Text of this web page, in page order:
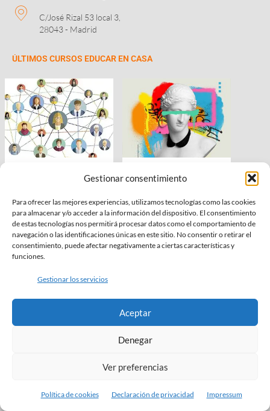
Gestionar consentimiento
Para ofrecer las mejores experiencias, utilizamos tecnologías como las cookies
para almacenar y/o acceder a la información del dispositivo. El consentimiento
de estas tecnologías nos permitirá procesar datos como el comportamiento de
navegación o las identificaciones únicas en este sitio. No consentir o retirar el
consentimiento, puede afectar negativamente a ciertas características y
funciones.
Gestionar los servicios
Aceptar
Denegar
Ver preferencias
Política de cookies Declaración de privacidad Impressum
C/José Rizal 53 local 3,
28043 - Madrid
ÚLTIMOS CURSOS EDUCAR EN CASA
precios:
desde
€69.00
hasta
Seleccionar opciones
producto
tiene
múltiples
variantes.
opciones
se
pueden
elegir
página
producto
€79.00
Seleccionar opciones
COLABORAMOS CON
INFORMACIÓN DE INTERÉS
Política de Privacidad